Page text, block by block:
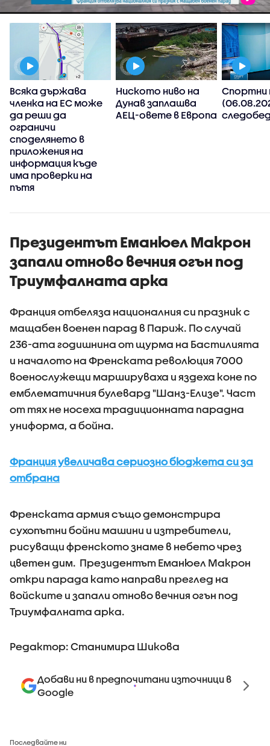
Всяка държава
членка на ЕС може
да реши да
ограничи
споделянето в
приложения на
информация къде
има проверки на
пътя
Ниското ниво на
Дунав заплашва
АЕЦ-овете в Европа
Спортни
Президентът Еманюел Макрон
запали отново вечния огън под
Триумфалната арка
Франция отбеляза националния си празник с
мащабен военен парад в Париж. По случай
236-ата годишнина от щурма на Бастилията
и началото на Френската революция 7000
военoслужещи маршируваха и яздеха коне по
емблематичния булевард "Шанз-Елизе". Част
от тях не носеха традиционната парадна
униформа, а бойна.
Франция увеличава сериозно бюджета си за
отбрана
Френската армия също демонстрира
сухопътни бойни машини и изтребители,
рисуващи френското знаме в небето чрез
цветен дим. Президентът Еманюел Макрон
откри парада като направи преглед на
войските и запали отново вечния огън под
Триумфалната арка.
Редактор: Станимира Шикова
Добави ни в предпочитани източници в
Google
Последвайте ни